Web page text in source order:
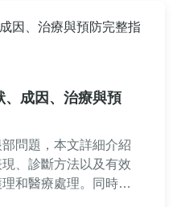
、成因、治療與預
問題，本文詳細介紹
、診斷方法以及有效
和醫療處理。同時提